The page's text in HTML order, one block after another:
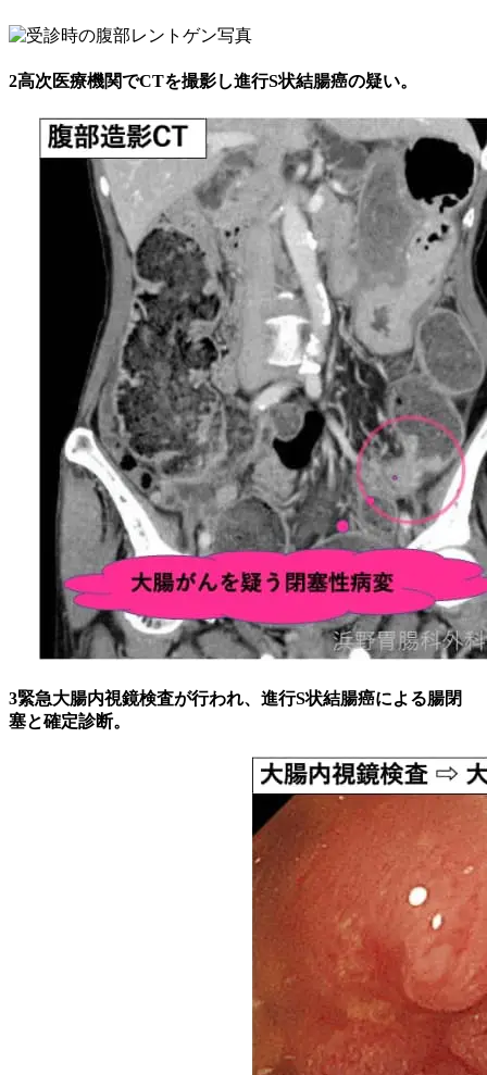
2高次医療機関でCTを撮影し進行S状結腸癌の疑い。
3緊急大腸内視鏡検査が行われ、進行S状結腸癌による腸閉
塞と確定診断。